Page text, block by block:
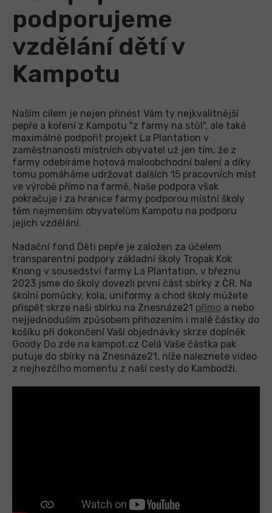
podporujeme
vzdělání dětí v
Kampotu
Naším cílem je nejen přinést Vám ty nejkvalitnější
pepře a koření z Kampotu "z farmy na stůl", ale také
maximálně podpořit projekt La Plantation v
zaměstnanosti místních obyvatel už jen tím, že z
farmy odebíráme hotová maloobchodní balení a díky
tomu pomáháme udržovat dalších 15 pracovních míst
ve výrobě přímo na farmě. Naše podpora však
pokračuje i za hranice farmy podporou místní školy
těm nejmenším obyvatelům Kampotu na podporu
jejich vzdělání.
Nadační fond Děti pepře je založen za účelem
transparentní podpory základní školy Tropak Kok
Knong v sousedství farmy La Plantation, v březnu
2023 jsme do školy dovezli první část sbírky z ČR. Na
školní pomůcky, kola, uniformy a chod školy můžete
přispět skrze naši sbírku na Znesnáze21 přímo a nebo
nejjednoduším způsobem přihozením i malé částky do
košíku při dokončení Vaší objednávky skrze doplněk
Goody Do zde na kampot.cz Celá Vaše částka pak
putuje do sbírky na Znesnáze21, níže naleznete video
z nejhezčího momentu z naší cesty do Kambodži.